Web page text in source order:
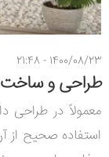
1400/08/23 - 21:48
طراحی و ساخت
معمولاً در طراحی
استفاده صحیح از